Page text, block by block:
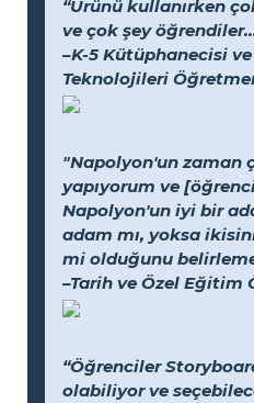
“Ürünü kullanırken
ve çok şey
–K-5 Kütüphanecisi
Teknolojileri
"Napolyon'un zaman
yapıyorum ve
Napolyon'un iyi bir
adam mı, yoksa
mi olduğunu
–Tarih ve Özel Eğitim
“Öğrenciler
olabiliyor ve